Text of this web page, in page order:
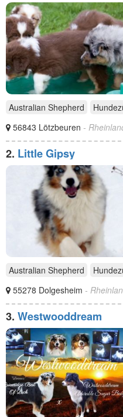
Australian Shepherd
56843 Lötzbeuren -
2. Little Gipsy
Australian Shepherd
55278 Dolgesheim -
3. Westwooddream